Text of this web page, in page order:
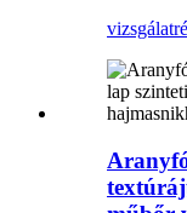
vizsgálat